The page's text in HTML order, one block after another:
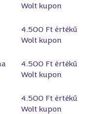
Wolt kupon
4.500 Ft értékű
Wolt kupon
4.500 Ft értékű
Wolt kupon
4.500 Ft értékű
Wolt kupon